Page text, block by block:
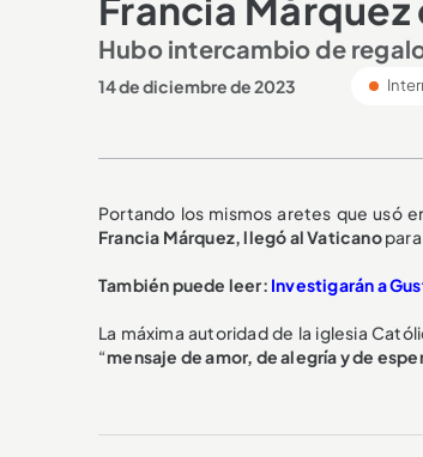
Hubo intercambio de
14 de diciembre de 2023
Portando los mismos aretes que usó
Francia Márquez, llegó al Vaticanopara
También puede leer: Investigarán a
La máxima autoridad de la iglesia
“mensaje de amor, de alegría y de